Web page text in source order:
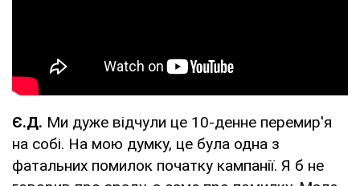
Є.Д. Ми дуже відчули це 10-денне перемир'я
на собі. На мою думку, це була одна з
фатальних помилок початку кампанії. Я б не